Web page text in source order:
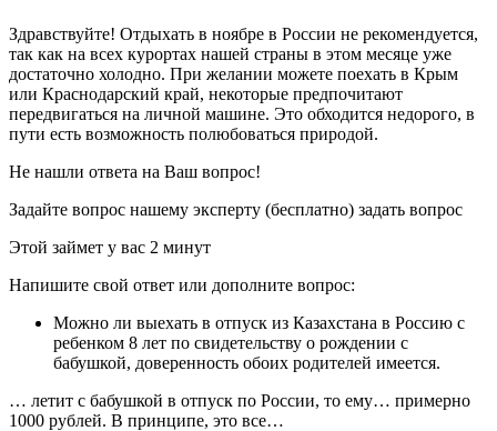
Здравствуйте! Отдыхать в ноябре в России не рекомендуется,
так как на всех курортах нашей страны в этом месяце уже
достаточно холодно. При желании можете поехать в Крым
или Краснодарский край, некоторые предпочитают
передвигаться на личной машине. Это обходится недорого, в
пути есть возможность полюбоваться природой.
Не нашли ответа на Ваш вопрос!
Задайте вопрос нашему эксперту (бесплатно) задать вопрос
Этой займет у вас 2 минут
Напишите свой ответ или дополните вопрос:
Можно ли выехать в отпуск из Казахстана в Россию с
ребенком 8 лет по свидетельству о рождении с
бабушкой, доверенность обоих родителей имеется.
… летит с бабушкой в отпуск по России, то ему… примерно
1000 рублей. В принципе, это все…